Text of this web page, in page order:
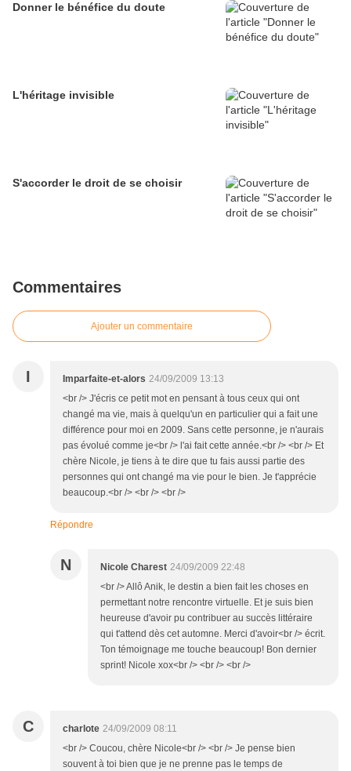
Donner le bénéfice du doute
L'héritage invisible
S'accorder le droit de se choisir
Commentaires
Ajouter un commentaire
I Imparfaite-et-alors 24/09/2009 13:13
<br /> J'écris ce petit mot en pensant à tous ceux qui ont
changé ma vie, mais à quelqu'un en particulier qui a fait une
différence pour moi en 2009. Sans cette personne, je n'aurais
pas évolué comme je<br /> l'ai fait cette année.<br /> <br /> Et
chère Nicole, je tiens à te dire que tu fais aussi partie des
personnes qui ont changé ma vie pour le bien. Je t'apprécie
beaucoup.<br /> <br /> <br />
Répondre
N Nicole Charest 24/09/2009 22:48
<br /> Allô Anik, le destin a bien fait les choses en
permettant notre rencontre virtuelle. Et je suis bien
heureuse d'avoir pu contribuer au succès littéraire
qui t'attend dès cet automne. Merci d'avoir<br /> écrit.
Ton témoignage me touche beaucoup! Bon dernier
sprint! Nicole xox<br /> <br /> <br />
C charlote 24/09/2009 08:11
<br /> Coucou, chère Nicole<br /> <br /> Je pense bien
souvent à toi bien que je ne prenne pas le temps de